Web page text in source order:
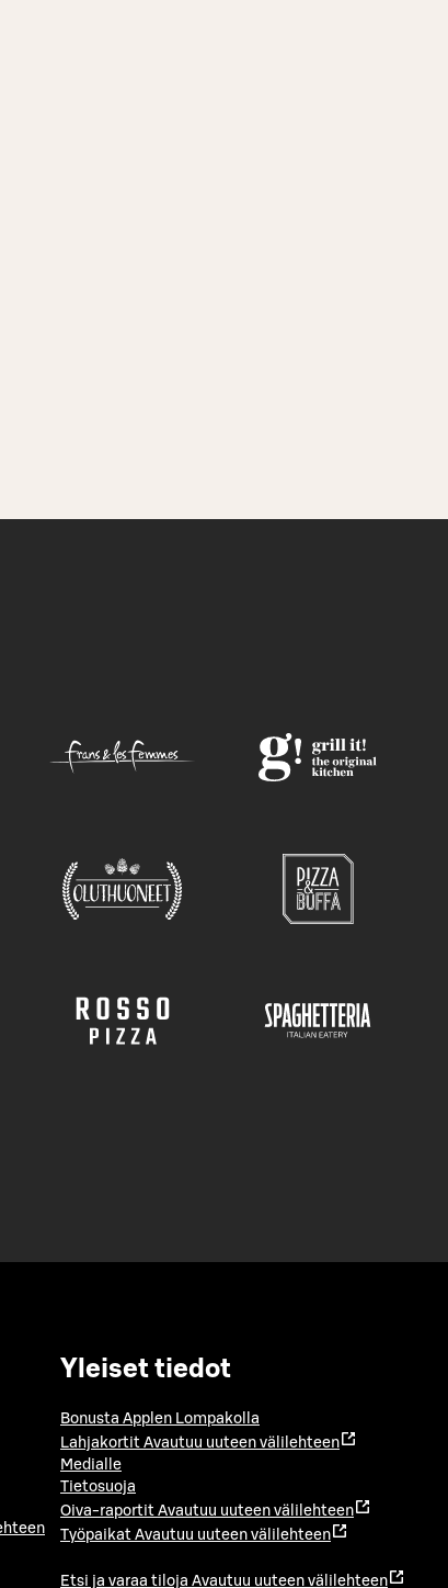
Yleiset tiedot
Bonusta Applen Lompakolla
Lahjakortit Avautuu uuteen välilehteen
Medialle
Tietosuoja
Oiva-raportit Avautuu uuteen välilehteen
Työpaikat Avautuu uuteen välilehteen
Etsi ja varaa tiloja Avautuu uuteen välilehteen